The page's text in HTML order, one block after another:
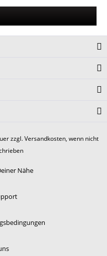
zzgl.Versandkosten, wenn nicht
Nähe